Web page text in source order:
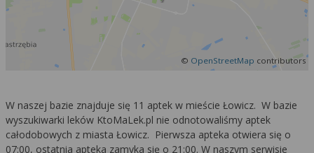
© OpenStreetMap contributors
W naszej bazie znajduje się 11 aptek w mieście Łowicz. W bazie
wyszukiwarki leków KtoMaLek.pl nie odnotowaliśmy aptek
całodobowych z miasta Łowicz. Pierwsza apteka otwiera się o
07:00, ostatnia apteka zamyka się o 21:00. W naszym serwisie